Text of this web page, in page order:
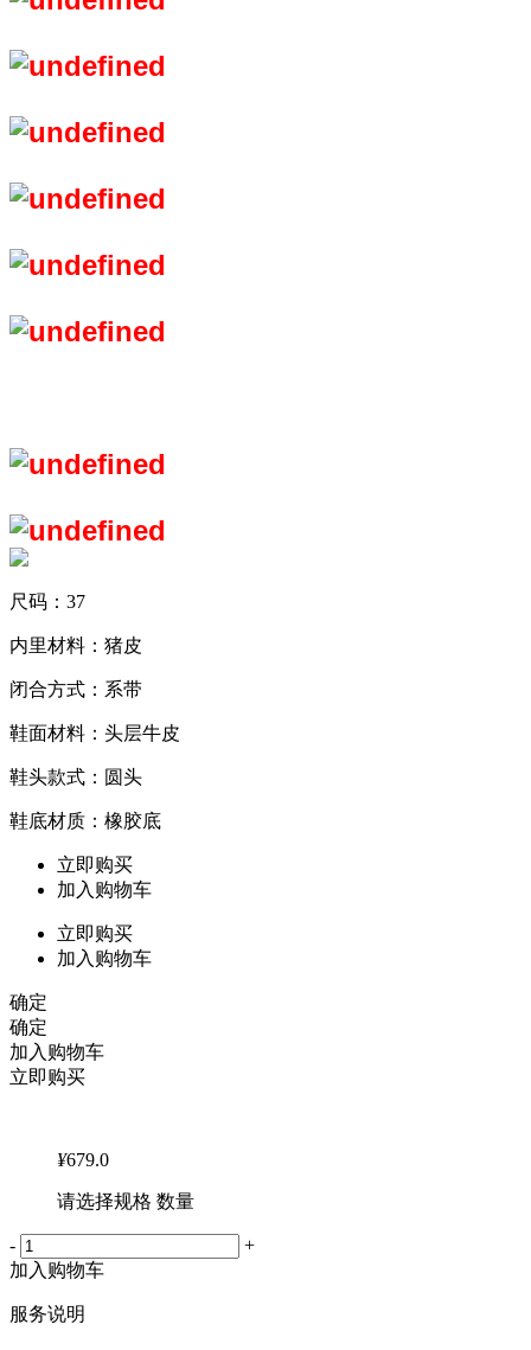
尺码：37
内里材料：猪皮
闭合方式：系带
鞋面材料：头层牛皮
鞋头款式：圆头
鞋底材质：橡胶底
立即购买
加入购物车
立即购买
加入购物车
确定
确定
加入购物车
立即购买
¥679.0
请选择规格 数量
-
+
加入购物车
服务说明